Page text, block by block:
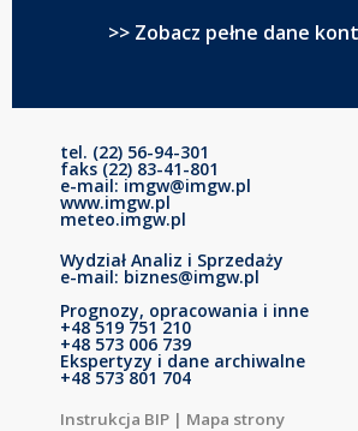
>> Zobacz pełne dane
tel. (22) 56-94-301
faks (22) 83-41-801
e-mail: imgw@imgw.pl
www.imgw.pl
meteo.imgw.pl
Wydział Analiz i Sprzedaży
e-mail: biznes@imgw.pl
Prognozy, opracowania i inne
+48 519 751 210
+48 573 006 739
Ekspertyzy i dane archiwalne
+48 573 801 704
Instrukcja BIP | Mapa strony